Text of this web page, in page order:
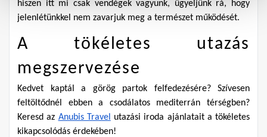
hiszen itt mi csak vendégek vagyunk, ügyeljünk rá, hogy
jelenlétünkkel nem zavarjuk meg a természet működését.
A tökéletes utazás
megszervezése
Kedvet kaptál a görög partok felfedezésére? Szívesen
feltöltődnél ebben a csodálatos mediterrán térségben?
Keresd az Anubis Travel
utazási iroda ajánlatait a tökéletes
kikapcsolódás érdekében!